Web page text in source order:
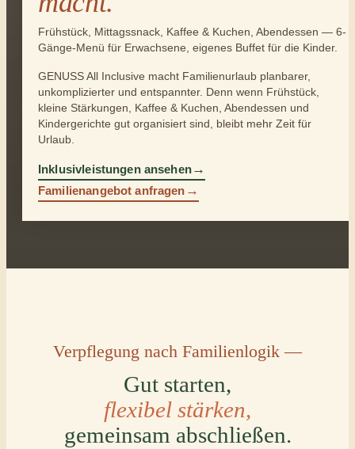
Frühstück, Mittagssnack, Kaffee & Kuchen, Abendessen — 6-
Gänge-Menü für Erwachsene, eigenes Buffet für die Kinder.
GENUSS All Inclusive macht Familienurlaub planbarer,
unkomplizierter und entspannter. Denn wenn Frühstück,
kleine Stärkungen, Kaffee & Kuchen, Abendessen und
Kindergerichte gut organisiert sind, bleibt mehr Zeit für
Urlaub.
Inklusivleistungen ansehen→
Familienangebot anfragen →
Verpflegung nach Familienlogik —
Gut starten,
flexibel stärken,
gemeinsam abschließen.